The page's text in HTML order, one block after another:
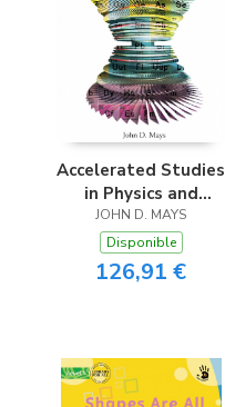
Accelerated Studies
in Physics and
Chemistry (ASPC)
JOHN D. MAYS
Disponible
126,91 €